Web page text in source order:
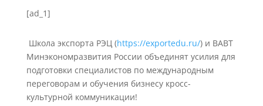
[ad_1]
Школа экспорта РЭЦ (https://exportedu.ru/) и ВАВТ
Минэкономразвития России объединят усилия для
подготовки специалистов по международным
переговорам и обучения бизнесу кросс-
культурной коммуникации!